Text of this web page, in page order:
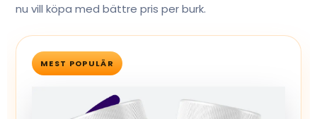
nu vill köpa med bättre pris per burk.
MEST POPULÄR